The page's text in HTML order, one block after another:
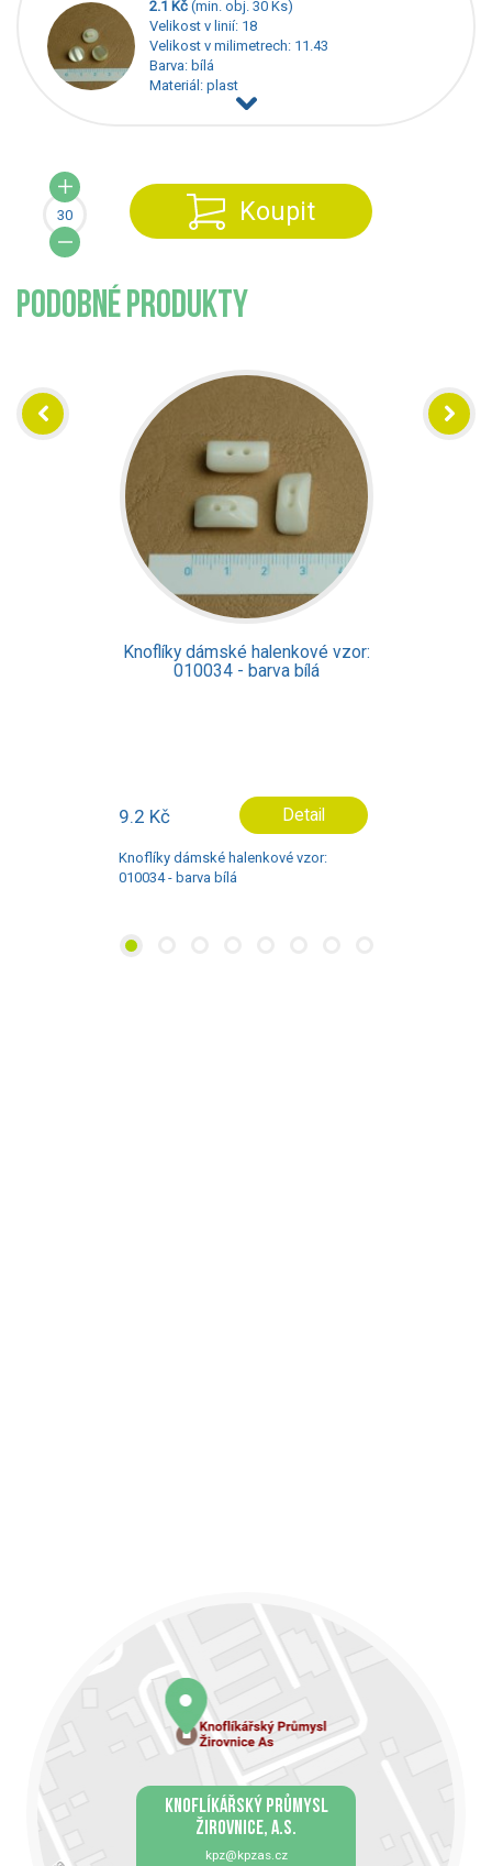
2.1 Kč (min. obj. 30 Ks)
Velikost v linií: 18
Velikost v milimetrech: 11.43
Barva: bílá
Materiál: plast
Koupit
PODOBNÉ PRODUKTY
Knoflíky dámské halenkové vzor:
40528 - barva žlutá
3.6 Kč Detail
Knoflíky dámské halenkové vzor: 40528
- barva žlutá
KNOFLÍKÁŘSKÝ PRŮMYSL
ŽIROVNICE, A.S.
kpz@kpzas.cz